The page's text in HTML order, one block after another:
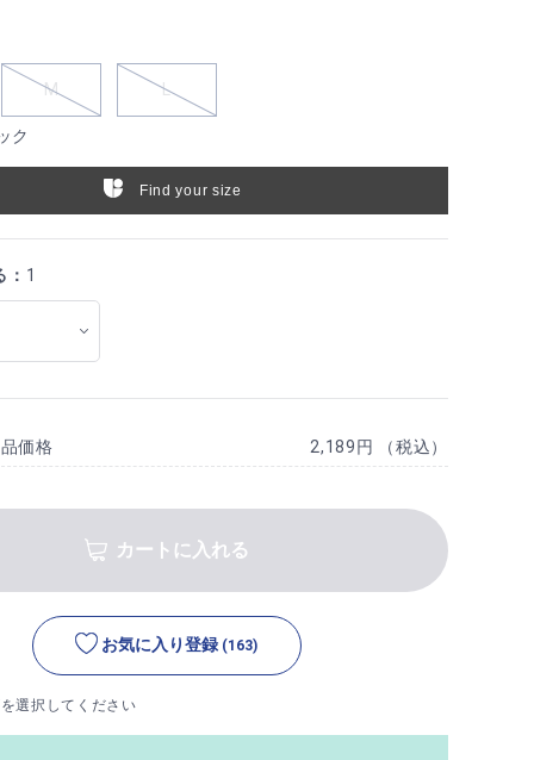
M L
ク
Find your size
1
価格 2,189円 （税込）
カートに入れる
お気に入り登録 (163)
選択してください